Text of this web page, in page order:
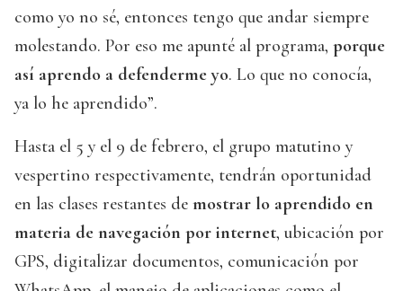
como yo no sé, entonces tengo que andar siempre
molestando. Por eso me apunté al programa, porque
así aprendo a defenderme yo. Lo que no conocía,
ya lo he aprendido”.
Hasta el 5 y el 9 de febrero, el grupo matutino y
vespertino respectivamente, tendrán oportunidad
en las clases restantes de mostrar lo aprendido en
materia de navegación por internet, ubicación por
GPS, digitalizar documentos, comunicación por